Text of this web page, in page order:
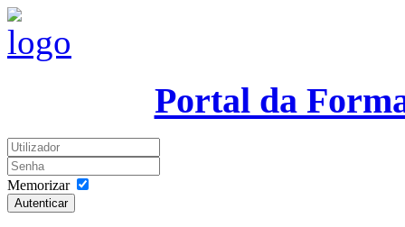
Portal da
Memorizar
Autenticar